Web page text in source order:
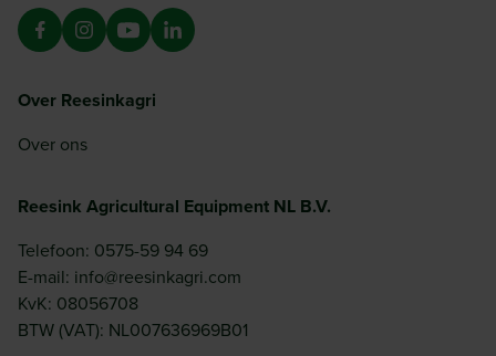
Over Reesinkagri
Over ons
Reesink Agricultural Equipment NL B.V.
Telefoon: 0575-59 94 69
E-mail: info@reesinkagri.com
KvK: 08056708
BTW (VAT): NL007636969B01